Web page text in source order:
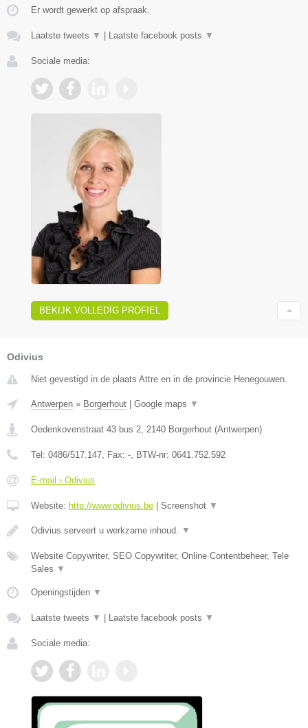
Er wordt gewerkt op afspraak.
Laatste tweets ▼ Laatste facebook posts ▼
Sociale media:
BEKIJK VOLLEDIG PROFIEL
Odivius
Niet gevestigd in de plaats Attre en in de provincie Henegouwen.
Antwerpen » Borgerhout Google maps ▼
Oedenkovenstraat 43 bus 2, 2140 Borgerhout (Antwerpen)
Tel: 0486/517.147, Fax: -, BTW-nr: 0641.752.592
E-mail › Odivius
Website: http://www.odivius.be Screenshot ▼
Odivius serveert u werkzame inhoud. ▼
Website Copywriter, SEO Copywriter, Online Contentbeheer, Tele
Sales ▼
Openingstijden ▼
Laatste tweets ▼ Laatste facebook posts ▼
Sociale media: